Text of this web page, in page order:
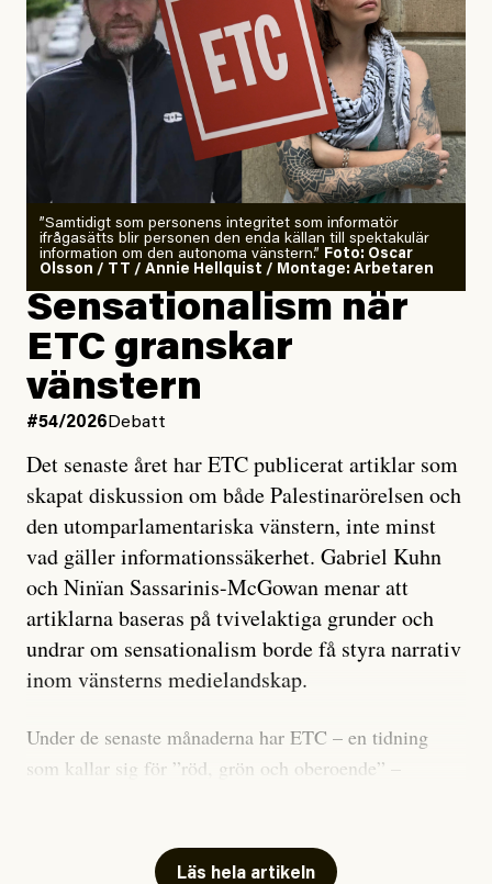
”Samtidigt som personens integritet som informatör
ifrågasätts blir personen den enda källan till spektakulär
information om den autonoma vänstern.” Foto: Oscar
Olsson / TT / Annie Hellquist / Montage: Arbetaren
Sensationalism när
ETC granskar
vänstern
#54/2026 Debatt
Det senaste året har ETC publicerat artiklar som
skapat diskussion om både Palestinarörelsen och
den utomparlamentariska vänstern, inte minst
vad gäller informationssäkerhet. Gabriel Kuhn
och Ninïan Sassarinis-McGowan menar att
artiklarna baseras på tvivelaktiga grunder och
undrar om sensationalism borde få styra narrativ
inom vänsterns medielandskap.
Under de senaste månaderna har ETC – en tidning
som kallar sig för ”röd, grön och oberoende” –
skriver för? Vad betyder det att vara en ”röd, grön och
Läs hela artikeln